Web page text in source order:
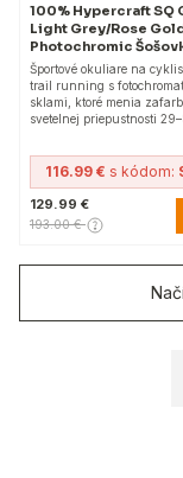
100% Hypercraft SQ
Light Grey/Rose
Photochromic
Športové okuliare na
trail running s
sklami, ktoré menia
svetelnej priepustnosti
116.99 € s kódom:
129.99 €
193.00 €